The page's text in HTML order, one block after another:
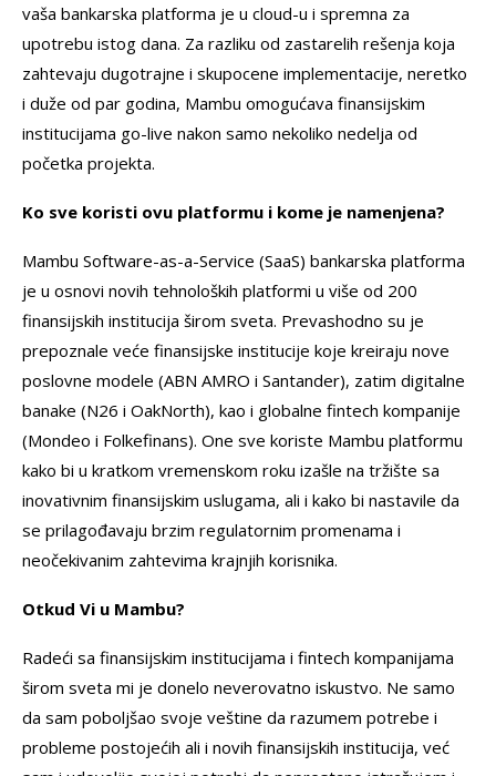
vaša bankarska platforma je u cloud-u i spremna za
upotrebu istog dana. Za razliku od zastarelih rešenja koja
zahtevaju dugotrajne i skupocene implementacije, neretko
i duže od par godina, Mambu omogućava finansijskim
institucijama go-live nakon samo nekoliko nedelja od
početka projekta.
Ko sve koristi ovu platformu i kome je namenjena?
Mambu Software-as-a-Service (SaaS) bankarska platforma
je u osnovi novih tehnoloških platformi u više od 200
finansijskih institucija širom sveta. Prevashodno su je
prepoznale veće finansijske institucije koje kreiraju nove
poslovne modele (ABN AMRO i Santander), zatim digitalne
banake (N26 i OakNorth), kao i globalne fintech kompanije
(Mondeo i Folkefinans). One sve koriste Mambu platformu
kako bi u kratkom vremenskom roku izašle na tržište sa
inovativnim finansijskim uslugama, ali i kako bi nastavile da
se prilagođavaju brzim regulatornim promenama i
neočekivanim zahtevima krajnjih korisnika.
Otkud Vi u Mambu?
Radeći sa finansijskim institucijama i fintech kompanijama
širom sveta mi je donelo neverovatno iskustvo. Ne samo
da sam poboljšao svoje veštine da razumem potrebe i
probleme postojećih ali i novih finansijskih institucija, već